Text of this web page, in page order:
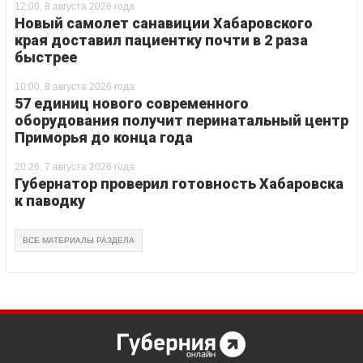
12:00, 8 августа 2026 года
Новый самолет санавиции Хабаровского
края доставил пациентку почти в 2 раза
быстрее
10:00, 8 августа 2026 года
57 единиц нового современного
оборудования получит перинатальный центр
Приморья до конца года
20:26, 7 августа 2026 года
Губернатор проверил готовность Хабаровска
к паводку
ВСЕ МАТЕРИАЛЫ РАЗДЕЛА